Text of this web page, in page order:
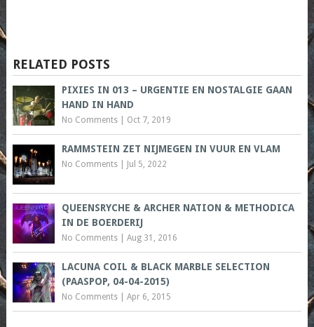
RELATED POSTS
PIXIES IN 013 – URGENTIE EN NOSTALGIE GAAN
HAND IN HAND
No Comments| Oct 7, 2019
RAMMSTEIN ZET NIJMEGEN IN VUUR EN VLAM
No Comments| Jul 5, 2022
QUEENSRYCHE & ARCHER NATION & METHODICA
IN DE BOERDERIJ
No Comments| Aug 31, 2016
LACUNA COIL & BLACK MARBLE SELECTION
(PAASPOP, 04-04-2015)
No Comments| Apr 6, 2015